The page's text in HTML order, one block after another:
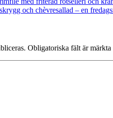
och chèvresallad – en
Obligatoriska fält är märkta